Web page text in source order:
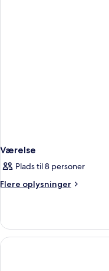
Værelse
Plads til 8 personer
Flere oplysninger
Flere